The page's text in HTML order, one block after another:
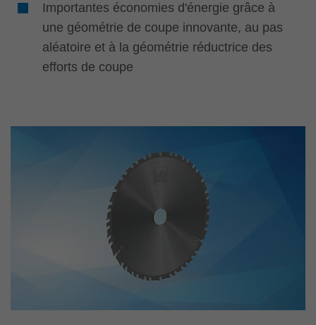
Importantes économies d'énergie grâce à
une géométrie de coupe innovante, au pas
aléatoire et à la géométrie réductrice des
efforts de coupe